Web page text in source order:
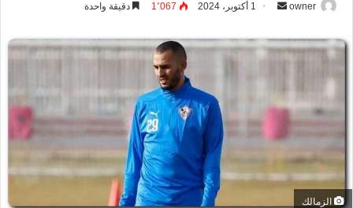
owner
س
د
ا
إ
1 أكتوبر، 2024 1٬067 دقيقة واحدة
الزمالك